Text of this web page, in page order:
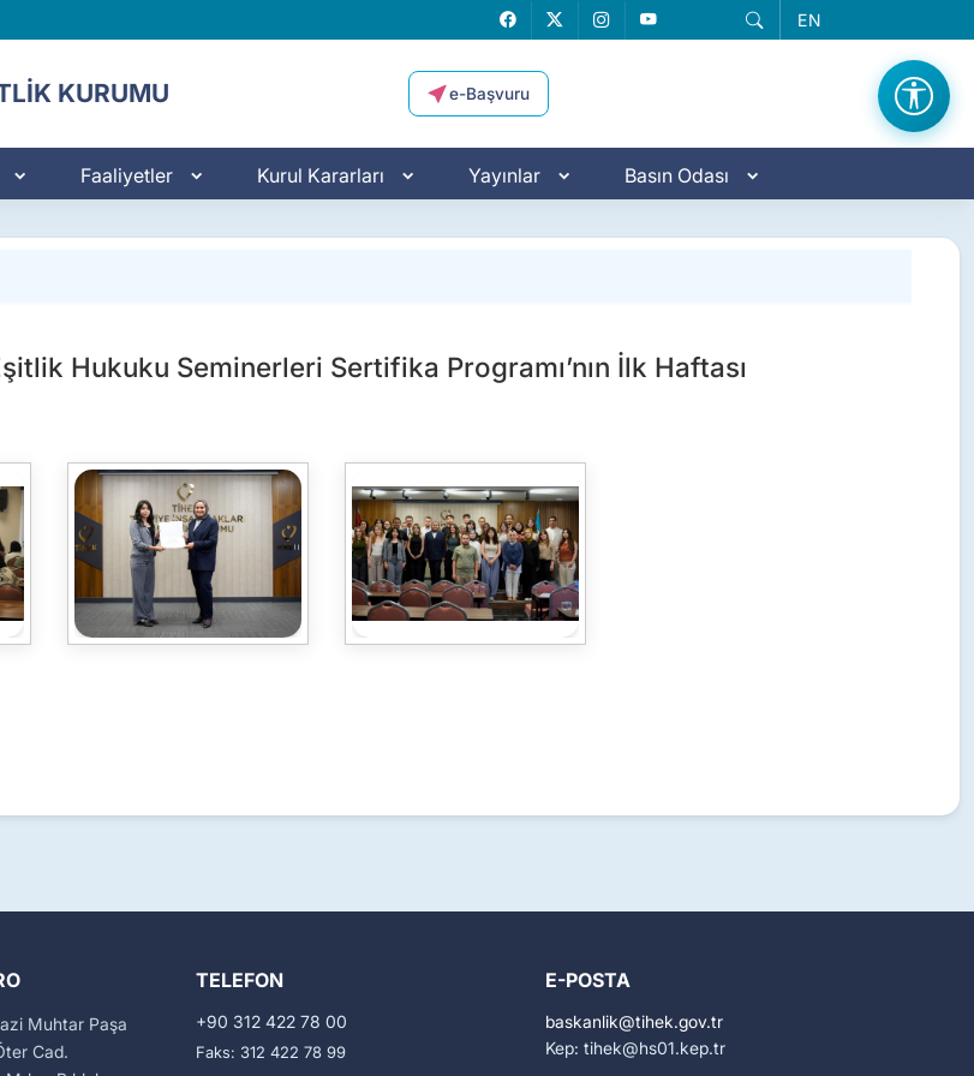
Facebook
X InstagramYouTube
EN
KURUMU e-Başvuru
Faaliyetler Kurul Kararları Yayınlar Basın Odası
Hukuku Seminerleri Sertifika Programı’nın İlk Haftası
Muhtar Paşa
Cad.
TELEFON
+90 312 422 78 00
Faks: 312 422 78 99
E-POSTA
baskanlik tihek.gov.tr
Kep: tihek hs01.kep.tr